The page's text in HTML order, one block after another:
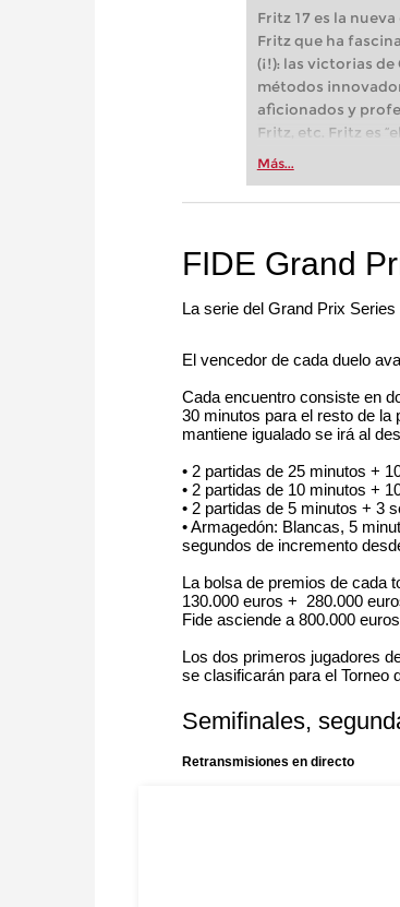
Fritz 17 es la
Fritz que ha
(¡!): las victorias
métodos
aficionados y
Fritz, etc. Fritz es
(Der Spiegel) y
neuronal de
Más...
FIDE Grand
La serie del Grand Prix
El vencedor de cada duelo
Cada encuentro consiste en
30 minutos para el resto de
mantiene igualado se irá al
• 2 partidas de 25 minutos +
• 2 partidas de 10 minutos +
• 2 partidas de 5 minutos + 3
•Armagedón: Blancas, 5
segundos de incremento
La bolsa de premios de cada
130.000 euros + 280.000
Fide asciende a 800.000
Los dos primeros jugadores
se clasificarán para el Torneo
Semifinales,
Retransmisiones en directo